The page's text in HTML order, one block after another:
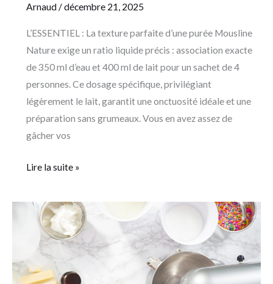
Arnaud/décembre 21, 2025
L’ESSENTIEL : La texture parfaite d’une purée Mousline
Nature exige un ratio liquide précis : association exacte
de 350 ml d’eau et 400 ml de lait pour un sachet de 4
personnes. Ce dosage spécifique, privilégiant
légèrement le lait, garantit une onctuosité idéale et une
préparation sans grumeaux. Vous en avez assez de
gâcher vos
Lire la suite »
Comment
bon
matériel
de